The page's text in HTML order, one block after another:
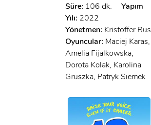
GIRIŞ
Süre: 106 dk.
Yapım
Yılı: 2022
Yönetmen: Kristoffer Rus
Oyuncular: Maciej Karas,
Amelia Fijalkowska,
Dorota Kolak, Karolina
Gruszka, Patryk Siemek